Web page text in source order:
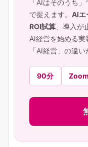
「AIはそのうち
で捉えます。 AIエ
ROI試算 、導入
AI経営を始める実
「AI経営」の違い
90分